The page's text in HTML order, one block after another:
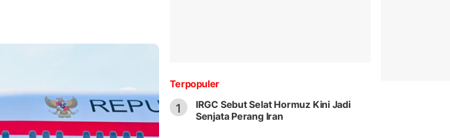
Terpopuler
1
IRGC Sebut Selat Hormuz Kini Jadi
Senjata Perang Iran